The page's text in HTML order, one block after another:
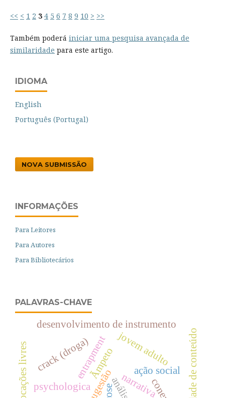
<< < 1 2 3 4 5 6 7 8 9 10 > >>
Também poderá iniciar uma pesquisa avançada de
similaridade para este artigo.
IDIOMA
English
Português (Portugal)
NOVA SUBMISSÃO
INFORMAÇÕES
Para Leitores
Para Autores
Para Bibliotecários
PALAVRAS-CHAVE
ação social
psychologica narrativa
entrapment
evocações livres jovem adulto
crack (droga) validade de conteúdo
desenvolvimento de instrumento
Ãmpeto